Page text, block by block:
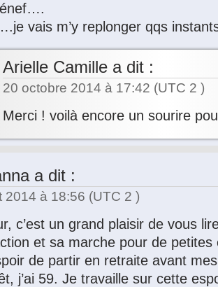
vais m’y replonger qqs
Arielle Camille a dit :
20 octobre 2014 à 17:42 (UTC 2 )
Merci ! voilà encore un sourire
a dit :
2014 à 18:56 (UTC 2 )
c’est un grand plaisir de vous
et sa marche pour de
de partir en retraite avant
j’ai 59. Je travaille sur cette